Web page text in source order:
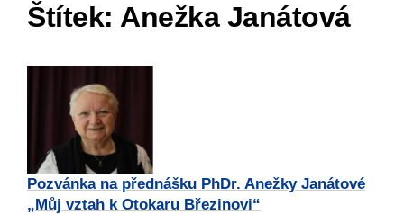
Štítek: Anežka Janátová
Pozvánka na přednášku PhDr. Anežky Janátové
„Můj vztah k Otokaru Březinovi“